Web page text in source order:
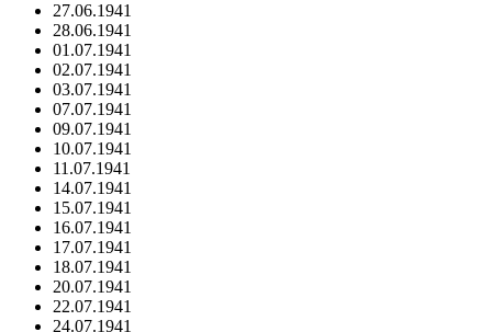
27.06.1941
28.06.1941
01.07.1941
02.07.1941
03.07.1941
07.07.1941
09.07.1941
10.07.1941
11.07.1941
14.07.1941
15.07.1941
16.07.1941
17.07.1941
18.07.1941
20.07.1941
22.07.1941
24.07.1941